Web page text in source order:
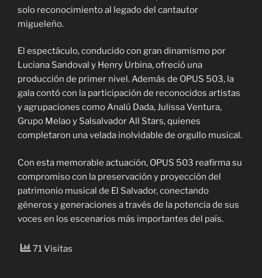
solo reconocimiento al legado del cantautor
migueleño.
El espectáculo, conducido con gran dinamismo por
Luciana Sandoval y Henry Urbina, ofreció una
producción de primer nivel. Además de OPUS 503, la
gala contó con la participación de reconocidos artistas
y agrupaciones como Analú Dada, Julissa Ventura,
Grupo Melao y Salsalvador All Stars, quienes
completaron una velada inolvidable de orgullo musical.
Con esta memorable actuación, OPUS 503 reafirma su
compromiso con la preservación y proyección del
patrimonio musical de El Salvador, conectando
géneros y generaciones a través de la potencia de sus
voces en los escenarios más importantes del país.
71 Visitas